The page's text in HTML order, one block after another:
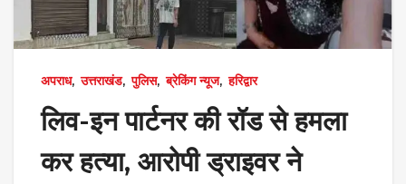
अपराध, उत्तराखंड, पुलिस, ब्रेकिंग न्यूज, हरिद्वार
लिव-इन पार्टनर की रॉड से हमला
कर हत्या, आरोपी ड्राइवर ने